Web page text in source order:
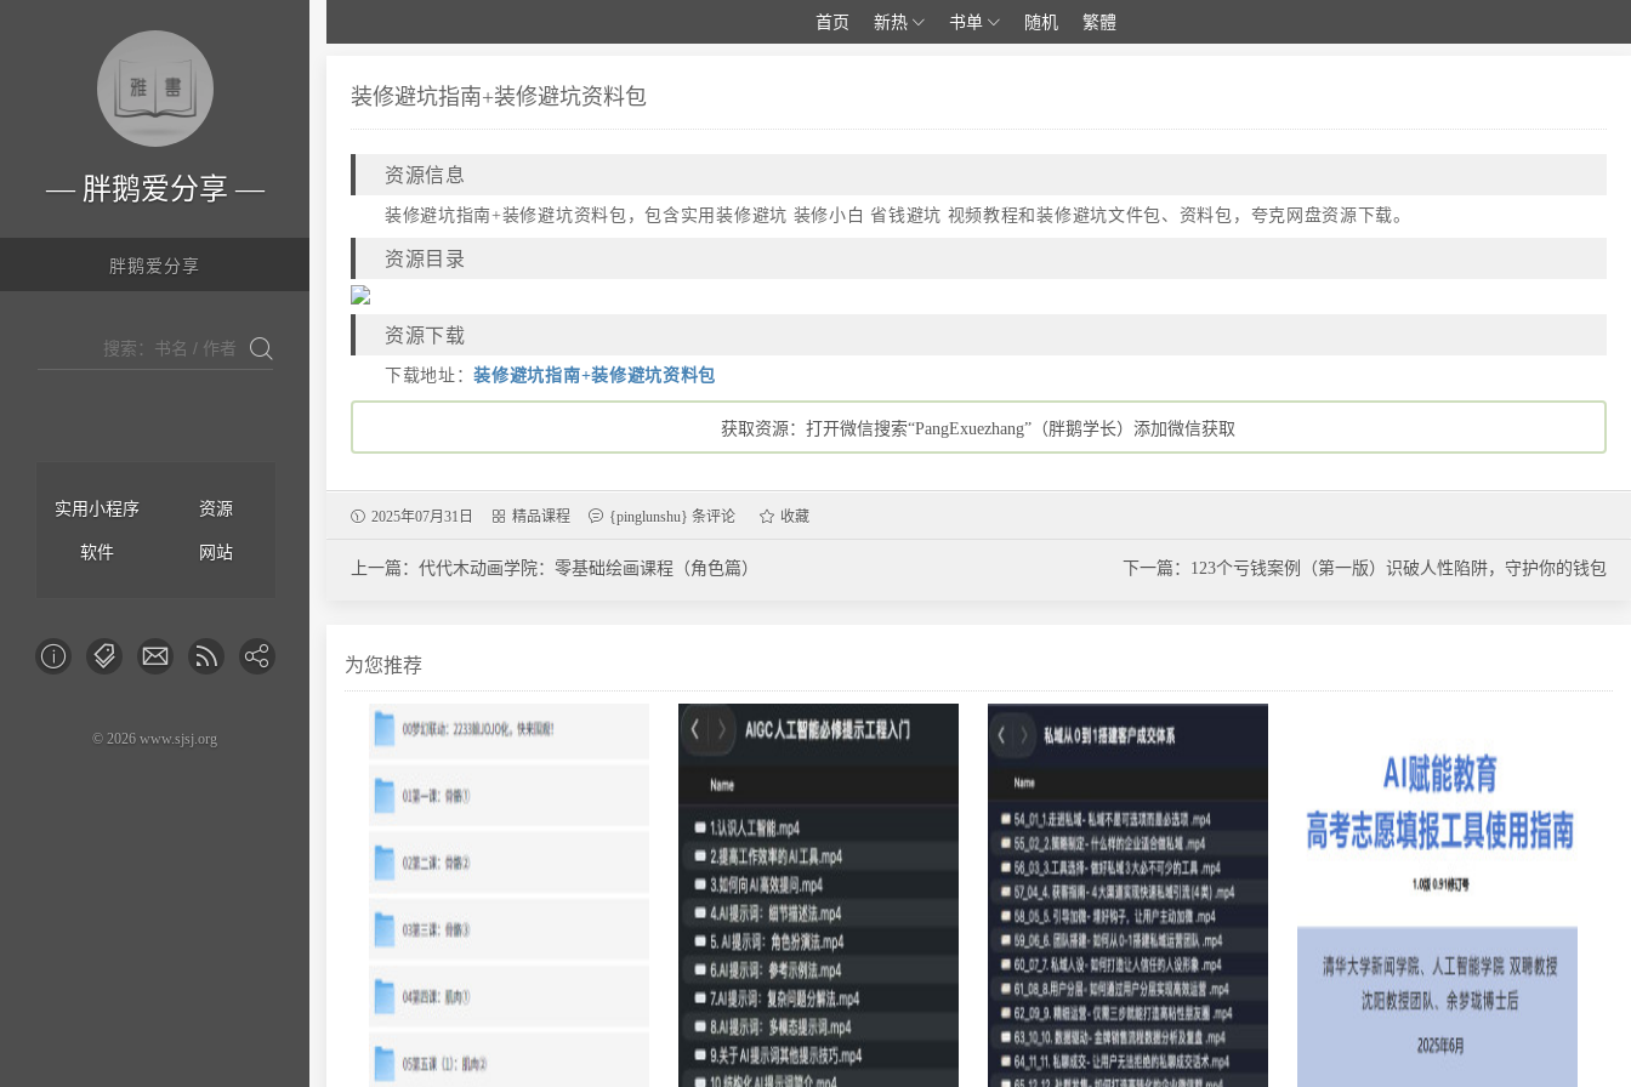
胖鹅爱分享
胖鹅爱分享
实用小程序 资源
软件 网站
© 2026 www.sjsj.org
首页 新热 书单 随机 繁體
装修避坑指南+装修避坑资料包
资源信息
装修避坑指南+装修避坑资料包，包含实用装修避坑 装修小白 省钱避坑 视频教程和装修避坑文件包、资料包，夸克网盘资源下载。
资源目录
资源下载
下载地址：装修避坑指南+装修避坑资料包
获取资源：打开微信搜索“PangExuezhang”（胖鹅学长）添加微信获取
2025年07月31日 精品课程 {pinglunshu} 条评论 收藏
上一篇：代代木动画学院：零基础绘画课程（角色篇） 下一篇：123个亏钱案例（第一版）识破人性陷阱，守护你的钱包
为您推荐